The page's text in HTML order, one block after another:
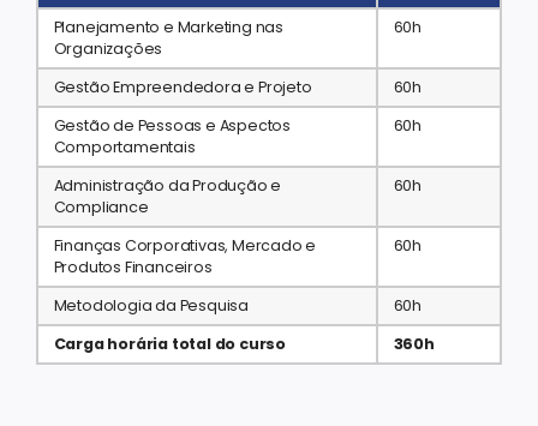
Planejamento e Marketing nas
Organizações
60h
Gestão Empreendedora e Projeto
60h
Gestão de Pessoas e Aspectos
Comportamentais
60h
Administração da Produção e
Compliance
60h
Finanças Corporativas, Mercado e
Produtos Financeiros
60h
Metodologia da Pesquisa
60h
Carga horária total do curso
360h